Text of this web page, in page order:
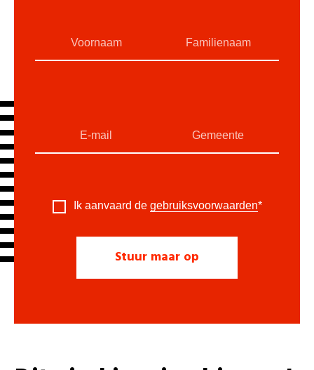
Ik aanvaard de gebruiksvoorwaarden*